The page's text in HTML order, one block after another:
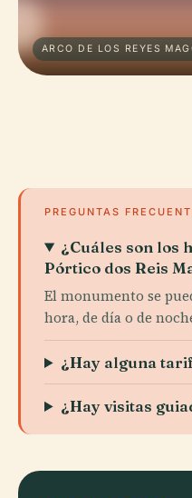
ARCO DE LOS REYES
PREGUNTAS
¿Cuáles son los
Pórtico dos Reis
El monumento se
hora, de día o de
¿Hay alguna
¿Hay visitas